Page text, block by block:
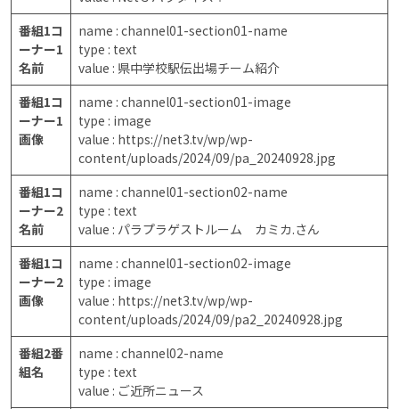
番組1コ
ーナー1
名前
name : channel01-section01-name
type : text
value : 県中学校駅伝出場チーム紹介
番組1コ
ーナー1
画像
name : channel01-section01-image
type : image
value : https://net3.tv/wp/wp-
content/uploads/2024/09/pa_20240928.jpg
番組1コ
ーナー2
名前
name : channel01-section02-name
type : text
value : パラプラゲストルーム カミカ.さん
番組1コ
ーナー2
画像
name : channel01-section02-image
type : image
value : https://net3.tv/wp/wp-
content/uploads/2024/09/pa2_20240928.jpg
番組2番
組名
name : channel02-name
type : text
value : ご近所ニュース